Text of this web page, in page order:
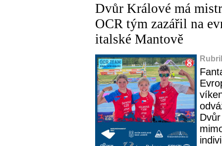
Dvůr Králové má
OCR tým zazářil na
italské Mantově